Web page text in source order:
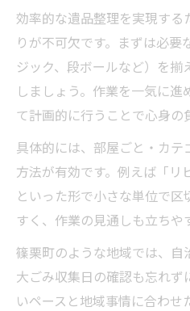
プロが伝授する安
専門家が勧める遺
遺品整理のプロが
信頼できる遺品整
安心して任せるた
穏やかに進める遺品整
遺品整理で心のケ
穏やかな気持ちで
遺品整理で心身の
気持ちに寄り添う
効率的な遺品整理を実現す
りが不可欠です。まずは必
ジック、段ボールなど）を
しましょう。作業を一気に
て計画的に行うことで心身の
具体的には、部屋ごと・カ
方法が有効です。例えば「リ
といった形で小さな単位で
すく、作業の見通しも立ちや
篠栗町のような地域では、自
大ごみ収集日の確認も忘れ
いペースと地域事情に合わせ